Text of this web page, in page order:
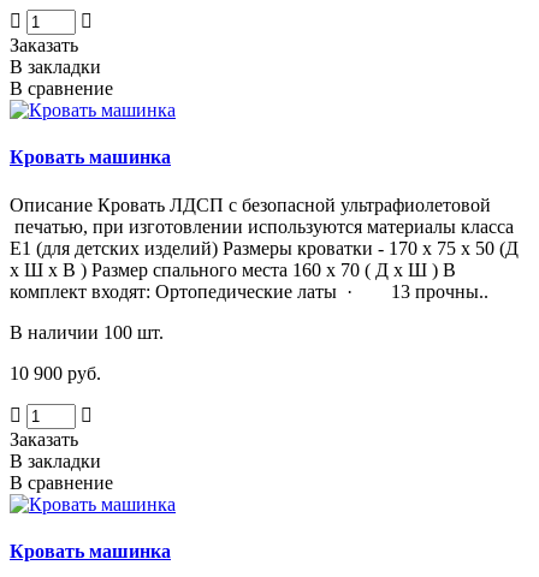
Заказать
В закладки
В сравнение
Кровать машинка
Описание Кровать ЛДСП с безопасной ультрафиолетовой
печатью, при изготовлении используются материалы класса
Е1 (для детских изделий) Размеры кроватки - 170 х 75 х 50 (Д
х Ш х В ) Размер спального места 160 х 70 ( Д х Ш ) В
комплект входят: Ортопедические латы · 13 прочны..
В наличии 100 шт.
10 900 руб.
Заказать
В закладки
В сравнение
Кровать машинка